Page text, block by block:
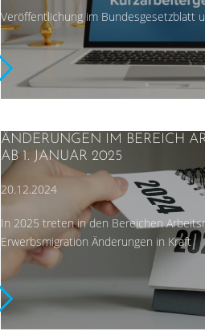
Veröffentlichung im Bundesgesetzblatt
ÄNDERUNGEN IM BEREICH
AB 1. JANUAR 2025
20.12.2024
In 2025 treten in den Bereichen
Erwerbsmigration Änderungen in Kraft